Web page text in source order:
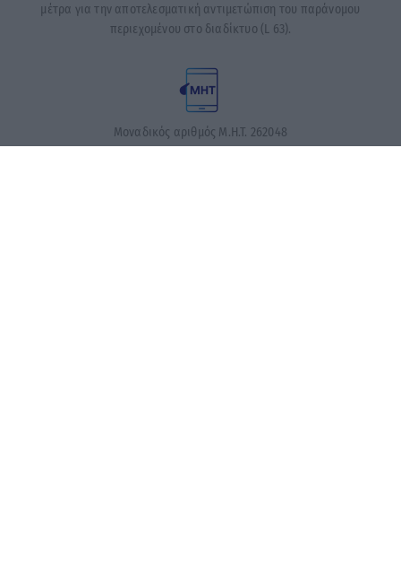
μέτρα για την αποτελεσματική αντιμετώπιση του παράνομου
περιεχομένου στο διαδίκτυο (L 63).
Μοναδικός αριθμός Μ.Η.Τ. 262048